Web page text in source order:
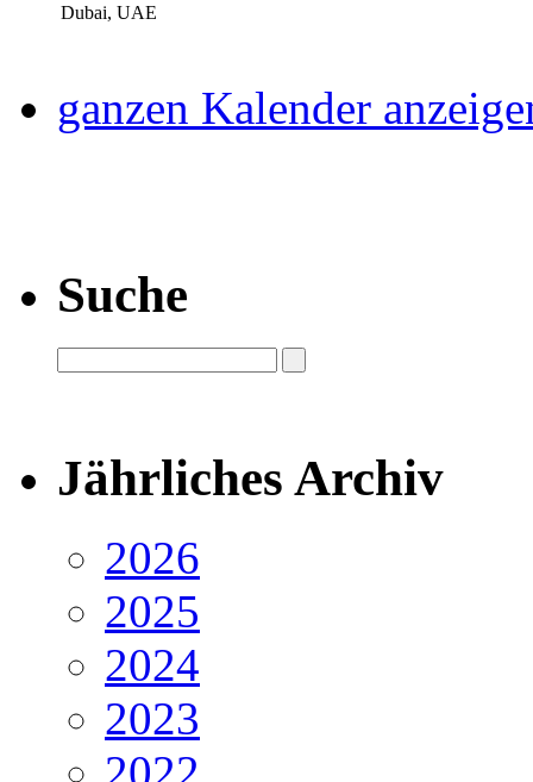
Dubai, UAE
ganzen Kalender
Suche
Jährliches Archiv
2026
2025
2024
2023